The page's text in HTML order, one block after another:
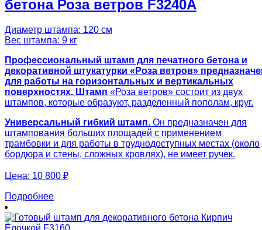
бетона Роза ветров F3240A
Диаметр штампа: 120 см
Вес штампа: 9 кг
Профессиональный штамп для печатного бетона и
декоративной штукатурки «Роза ветров»
для работы на горизонтальных и вертикальных
поверхностях. Штамп «Роза ветров» состоит из двух
штампов, которые образуют, разделенный пополам, круг.
Универсальный гибкий штамп. Он предназначен для
штампования больших площадей с применением
трамбовки и для работы в труднодоступных местах (около
бордюра и стены, сложных кровлях), не имеет ручек.
Цена: 10 800 ₽
Подробнее